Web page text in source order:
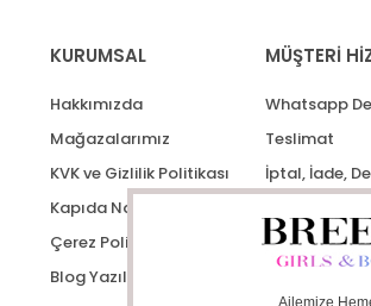
KURUMSAL
Hakkımızda
Mağazalarımız
KVK ve Gizlilik Politikası
Kapıda Nakit Ödeme
Çerez Politikası
Blog Yazıları
MÜŞTERİ
Whatsapp
Teslimat
İptal, İade,